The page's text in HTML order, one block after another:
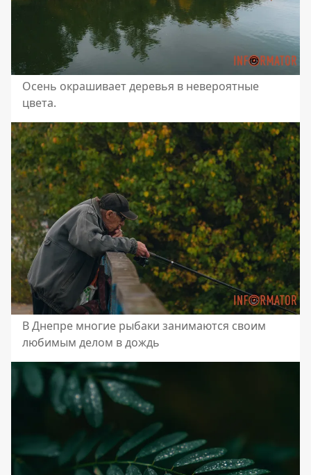
Осень окрашивает деревья в невероятные
цвета.
В Днепре многие рыбаки занимаются своим
любимым делом в дождь